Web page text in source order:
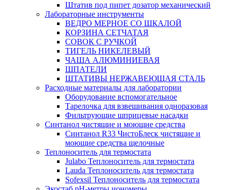
Штатив под пипет дозатор механический
Лабораторные инструменты
ВЕДРО МЕРНОЕ СО ШКАЛОЙ
КОРЗИНА СЕТЧАТАЯ
СОВОК С РУЧКОЙ
ТИГЕЛЬ НИКЕЛЕВЫЙ
ЧАША АЛЮМИНИЕВАЯ
ШПАТЕЛИ
ШТАТИВЫ НЕРЖАВЕЮЩАЯ СТАЛЬ
Расходные материалы для лаборатории
Оборудование вспомогательное
Тарелочка для взвешивания одноразовая
Фильтрующие шприцевые насадки
Синтанол чистящие и моющие средства
Синтанол R33 ЧистоБлеск чистящие и
моющие средства щелочные
Теплоноситель для термостата
Julabo Теплоноситель для термостата
Lauda Теплоноситель для термостата
Sofexsil Теплоноситель для термостата